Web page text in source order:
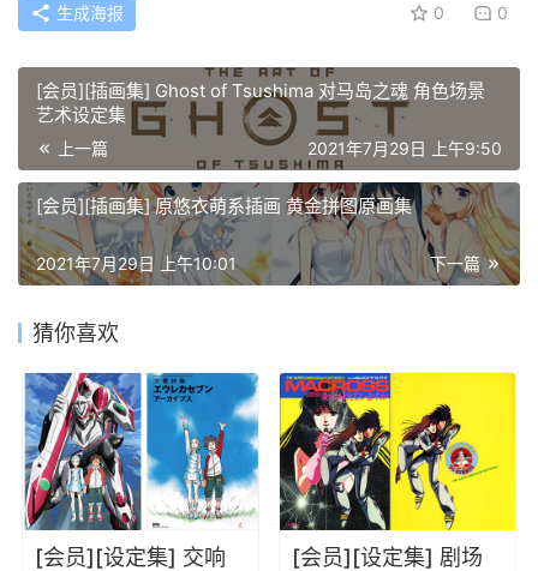
生成海报 0 0
[会员][插画集] Ghost of Tsushima 对马岛之魂 角色场景
艺术设定集
上一篇 2021年7月29日 上午9:50
[会员][插画集] 原悠衣萌系插画 黄金拼图原画集
下一篇
2021年7月29日 上午10:01
猜你喜欢
[会员][设定集] 交响
[会员][设定集] 剧场